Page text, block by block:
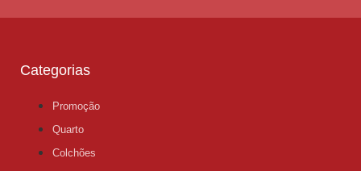
Categorias
Promoção
Quarto
Colchões